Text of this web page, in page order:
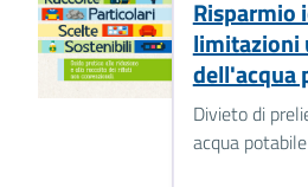
Risparmio
limitazioni
dell'acqua
Divieto di
acqua potabile